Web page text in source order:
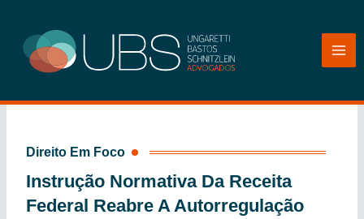
conteúdo
Direito Em Foco
Instrução Normativa Da Receita
Federal Reabre A Autorregulação